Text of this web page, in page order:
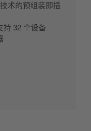
术的预组装即插
持 32 个设备